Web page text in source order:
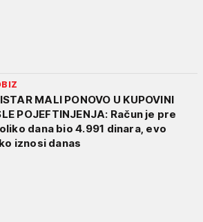
MALI PONOVO U KUPOVINI
POJEFTINJENJA: Račun je pre
dana bio 4.991 dinara, evo
iznosi danas